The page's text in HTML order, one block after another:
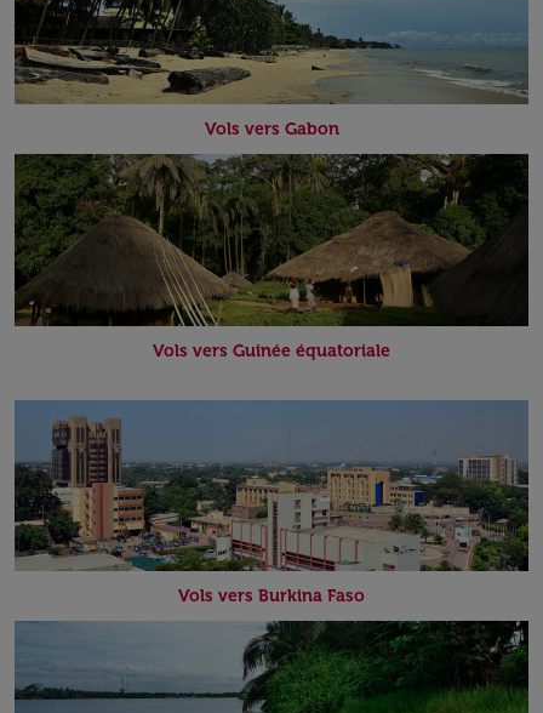
Vols vers Gabon
Vols vers Guinée équatoriale
Vols vers Burkina Faso